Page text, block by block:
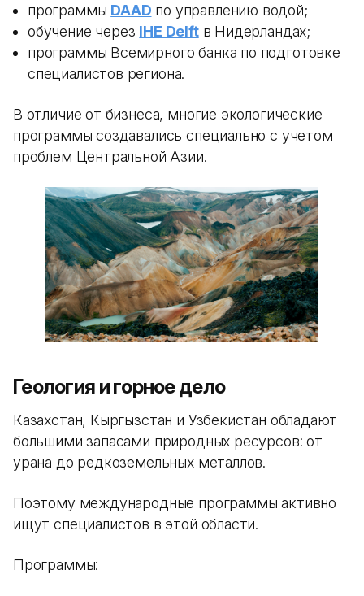
программы DAAD по управлению водой;
обучение через IHE Delftв Нидерландах;
программы Всемирного банка по подготовке
специалистов региона.
В отличие от бизнеса, многие экологические
программы создавались специально с учетом
проблем Центральной Азии.
Геология и горное дело
Казахстан, Кыргызстан и Узбекистан обладают
большими запасами природных ресурсов: от
урана до редкоземельных металлов.
Поэтому международные программы активно
ищут специалистов в этой области.
Программы: